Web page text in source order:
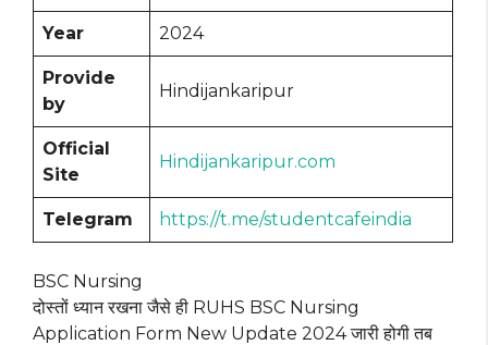
Year 2024
Provide
by
Hindijankaripur
Official
Site
Hindijankaripur.com
Telegram https://t.me/studentcafeindia
BSC Nursing
दोस्तों ध्यान रखना जैसे ही RUHS BSC Nursing
Application Form New Update 2024 जारी होगी तब